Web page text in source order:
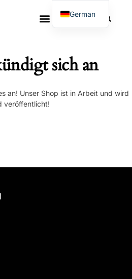
sich an
an! Unser Shop ist in Arbeit und wird
veröffentlicht!
German